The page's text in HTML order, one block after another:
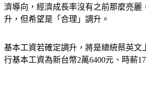
濟導向，經濟成長率沒有之前那麼亮麗
升，但希望是「合理」調升。
基本工資若確定調升，將是總統蔡英文
行基本工資為新台幣2萬6400元、時薪